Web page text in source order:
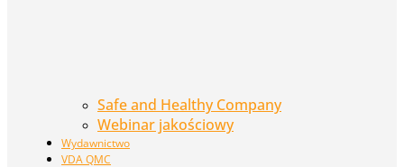
Safe and Healthy Company
Webinar jakościowy
Wydawnictwo
VDA QMC